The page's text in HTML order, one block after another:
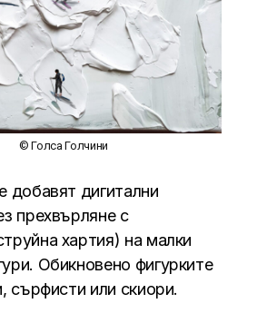
© Голса Голчини
добавят дигитални
прехвърляне с
хартия) на малки
Обикновено фигурките
сърфисти или скиори.